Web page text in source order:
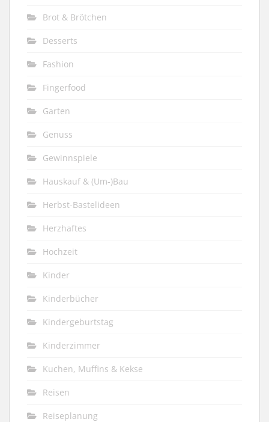
Brot & Brötchen
Desserts
Fashion
Fingerfood
Garten
Genuss
Gewinnspiele
Hauskauf & (Um-)Bau
Herbst-Bastelideen
Herzhaftes
Hochzeit
Kinder
Kinderbücher
Kindergeburtstag
Kinderzimmer
Kuchen, Muffins & Kekse
Reisen
Reiseplanung